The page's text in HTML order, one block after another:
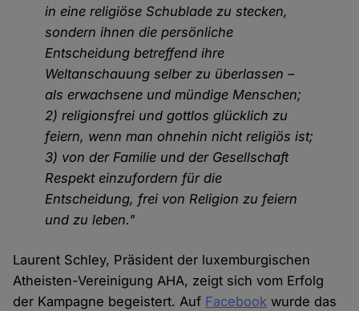
in eine religiöse Schublade zu stecken,
sondern ihnen die persönliche
Entscheidung betreffend ihre
Weltanschauung selber zu überlassen –
als erwachsene und mündige Menschen;
2) religionsfrei und gottlos glücklich zu
feiern, wenn man ohnehin nicht religiös ist;
3) von der Familie und der Gesellschaft
Respekt einzufordern für die
Entscheidung, frei von Religion zu feiern
und zu leben."
Laurent Schley, Präsident der luxemburgischen
Atheisten-Vereinigung AHA, zeigt sich vom Erfolg
der Kampagne begeistert. Auf Facebook wurde das